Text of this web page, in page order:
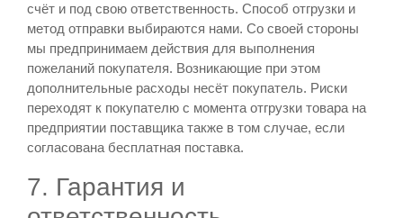
счёт и под свою ответственность. Способ отгрузки и
метод отправки выбираются нами. Со своей стороны
мы предпринимаем действия для выполнения
пожеланий покупателя. Возникающие при этом
дополнительные расходы несёт покупатель. Риски
переходят к покупателю с момента отгрузки товара на
предприятии поставщика также в том случае, если
согласована бесплатная поставка.
7. Гарантия и